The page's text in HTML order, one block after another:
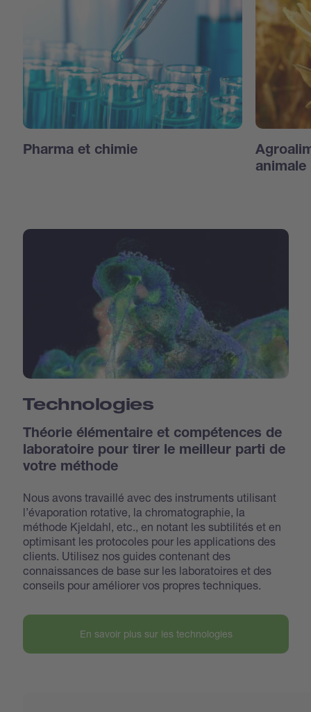
Pharma et chimie
animale
Technologies
Théorie élémentaire et compétences de
laboratoire pour tirer le meilleur parti de
votre méthode
Nous avons travaillé avec des instruments utilisant
l’évaporation rotative, la chromatographie, la
méthode Kjeldahl, etc., en notant les subtilités et en
optimisant les protocoles pour les applications des
clients. Utilisez nos guides contenant des
connaissances de base sur les laboratoires et des
conseils pour améliorer vos propres techniques.
En savoir plus sur les technologies